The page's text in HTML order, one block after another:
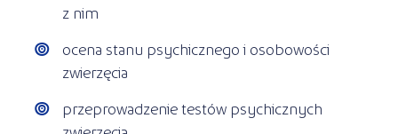
z nim
ocena stanu psychicznego i osobowości
zwierzęcia
przeprowadzenie testów psychicznych